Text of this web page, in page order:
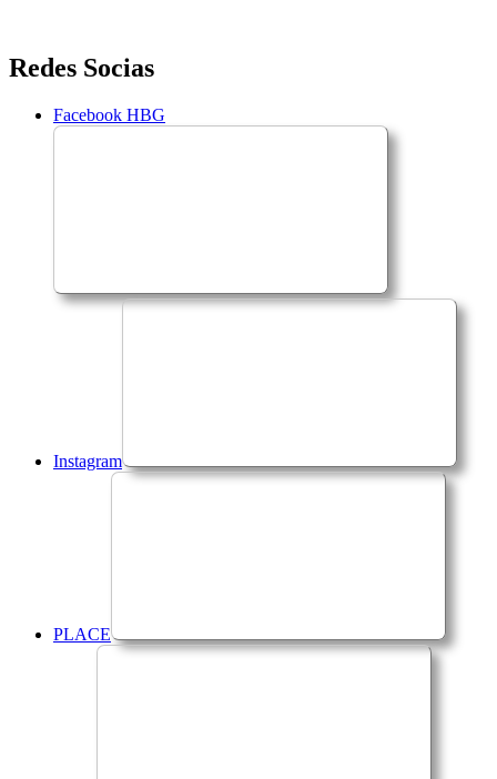
Saltar
para
conteúdo
Redes Socias
Facebook HBG
Instagram
PLACE